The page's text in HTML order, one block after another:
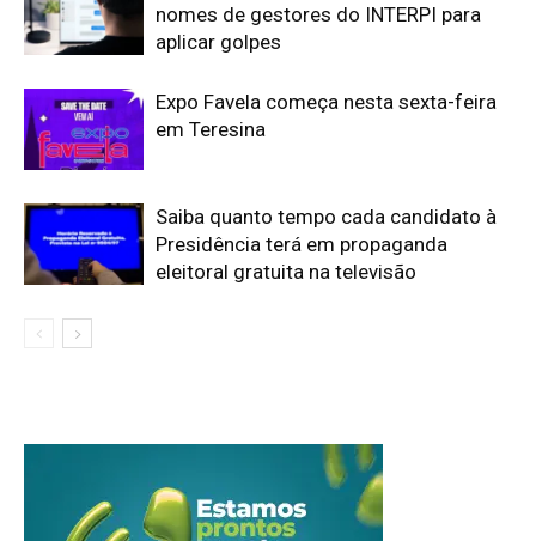
nomes de gestores do INTERPI para
aplicar golpes
Expo Favela começa nesta sexta-feira
em Teresina
Saiba quanto tempo cada candidato à
Presidência terá em propaganda
eleitoral gratuita na televisão